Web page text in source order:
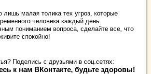
лишь малая толика тех угроз, которые
человека каждый день.
пониманием вопроса, сделайте все, что
спокойно!
Поделись с друзьями в соц.сетях:
к нам ВКонтакте, будьте здоровы!